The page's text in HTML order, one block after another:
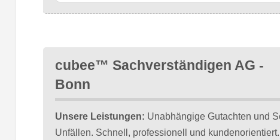
cubee™ Sachverständigen AG -
Bonn
Unsere Leistungen: Unabhängige Gutachten und
Unfällen. Schnell, professionell und